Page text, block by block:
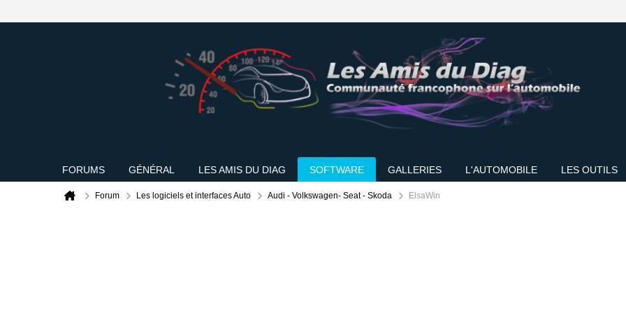
FORUMS GÉNÉRAL LES AMIS DU DIAG SOFTWARE GALLERIES L'AUTOMOBILE LES OUTILS
Forum Les logiciels et interfaces Auto Audi - Volkswagen- Seat - Skoda ElsaWin